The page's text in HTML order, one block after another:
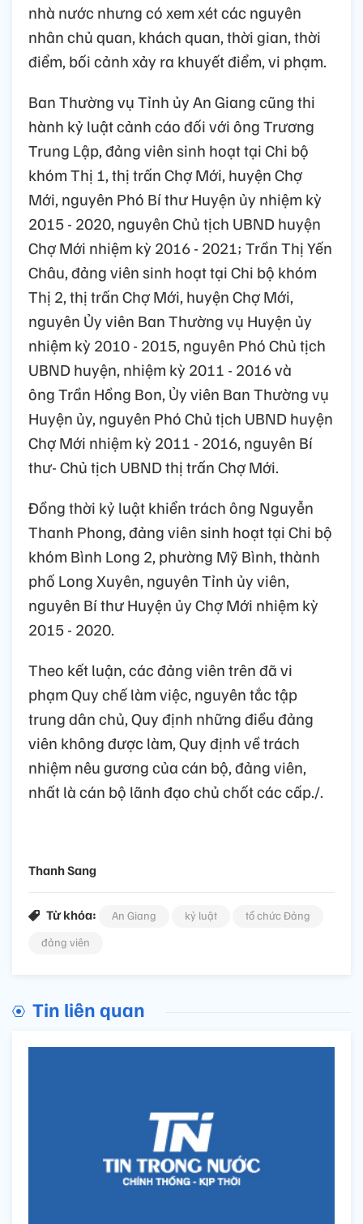
nhà nước nhưng có xem xét các nguyên
nhân chủ quan, khách quan, thời gian, thời
điểm, bối cảnh xảy ra khuyết điểm, vi phạm.
Ban Thường vụ Tỉnh ủy An Giang cũng thi
hành kỷ luật cảnh cáo đối với ôngTrương
Trung Lập,đảng viên sinh hoạt tại Chi bộ
khóm Thị 1, thị trấn Chợ Mới, huyện Chợ
Mới, nguyên Phó Bí thư Huyện ủy nhiệm kỳ
2015 - 2020, nguyên Chủ tịch UBND huyện
Chợ Mới nhiệm kỳ 2016 - 2021; Trần Thị Yến
Châu,đảng viên sinh hoạt tại Chi bộ khóm
Thị 2, thị trấn Chợ Mới, huyện Chợ Mới,
nguyên Ủy viên Ban Thường vụ Huyện ủy
nhiệm kỳ 2010 - 2015, nguyên Phó Chủ tịch
UBND huyện, nhiệm kỳ 2011 - 2016 và
ôngTrần Hồng Bon,Ủy viên Ban Thường vụ
Huyện ủy, nguyên Phó Chủ tịch UBND huyện
Chợ Mới nhiệm kỳ 2011 - 2016, nguyên Bí
thư- Chủ tịch UBND thị trấn Chợ Mới.
Đồng thời kỷ luật khiển trách ông Nguyễn
Thanh Phong, đảng viên sinh hoạt tại Chi bộ
khóm Bình Long 2, phường Mỹ Bình, thành
phố Long Xuyên, nguyên Tỉnh ủy viên,
nguyên Bí thư Huyện ủy Chợ Mới nhiệm kỳ
2015 - 2020.
Theo kết luận, các đảng viên trên đã vi
phạm Quy chế làm việc, nguyên tắc tập
trung dân chủ, Quy định những điều đảng
viên không được làm, Quy định về trách
nhiệm nêu gương của cán bộ, đảng viên,
nhất là cán bộ lãnh đạo chủ chốt các cấp./.
Thanh Sang
Từ khóa: An Giang kỷ luật
tổ chức Đảng
đảng viên
Tin liên quan